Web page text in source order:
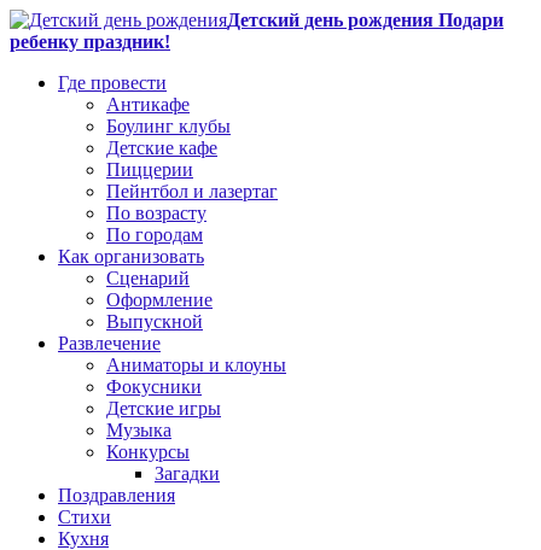
Детский день рождения Подари
ребенку праздник!
Где провести
Антикафе
Боулинг клубы
Детские кафе
Пиццерии
Пейнтбол и лазертаг
По возрасту
По городам
Как организовать
Сценарий
Оформление
Выпускной
Развлечение
Аниматоры и клоуны
Фокусники
Детские игры
Музыка
Конкурсы
Загадки
Поздравления
Стихи
Кухня